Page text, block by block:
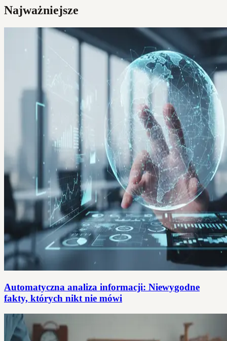
Najważniejsze
Automatyczna analiza informacji: Niewygodne
fakty, których nikt nie mówi